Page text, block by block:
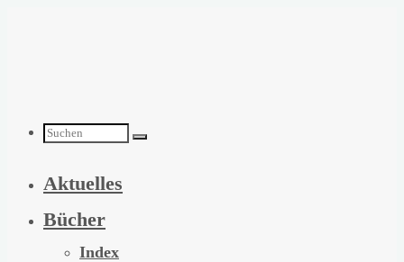
Suchen
nach:
Aktuelles
Bücher
Index